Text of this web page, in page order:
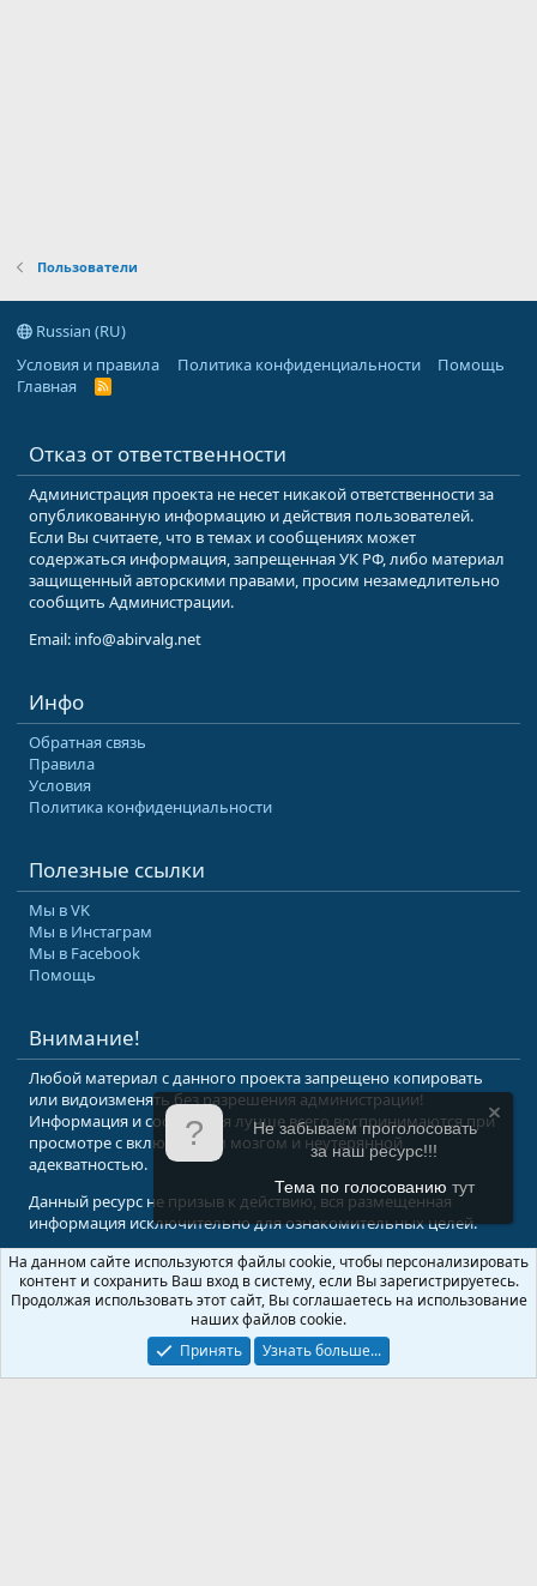
Пользователи
Russian (RU)
Условия и правила
Политика конфиденциальности
Помощь
Главная
R
Отказ от ответственности
Администрация проекта не несет никакой ответственности за
опубликованную информацию и действия пользователей.
Если Вы считаете, что в темах и сообщениях может
содержаться информация, запрещенная УК РФ, либо материал
защищенный авторскими правами, просим незамедлительно
сообщить Администрации.
Email: info@abirvalg.net
Инфо
Обратная связь
Правила
Условия
Политика конфиденциальности
Полезные ссылки
Мы в VK
Мы в Инстаграм
Мы в Facebook
Помощь
Внимание!
Любой материал с данного проекта запрещено копировать
или видоизменять без разрешения администрации!
Информация и сообщения лучше всего воспринимаются при
просмотре с включенным мозгом и неутерянной
адекватностью.
Данный ресурс не призыв к действию, вся размещенная
информация исключительно для ознакомительных целей.
© 2008-2026 Форум Абырвалг.нет - подводная охота, дайвинг, туризм
Перевод: XenForo.Info
Не забываем проголосовать
за наш ресурс!!!
Тема по голосованию тут
На данном сайте используются файлы cookie, чтобы персонализировать
контент и сохранить Ваш вход в систему, если Вы зарегистрируетесь.
Продолжая использовать этот сайт, Вы соглашаетесь на использование
наших файлов cookie.
Принять
Узнать больше...